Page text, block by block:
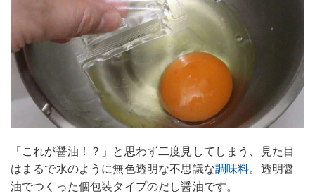
「これが醤油！？」と思わず二度見してしまう、見た目
はまるで水のように無色透明な不思議な調味料。透明醤
油でつくった個包装タイプのだし醤油です。